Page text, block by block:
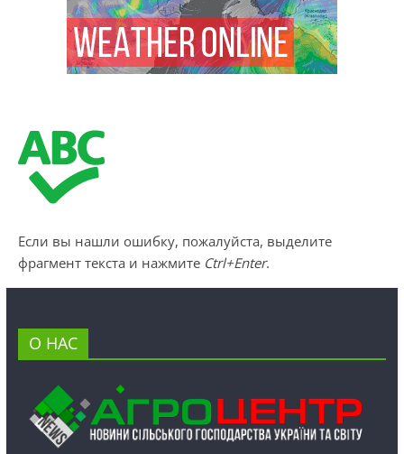
Если вы нашли ошибку, пожалуйста, выделите
фрагмент текста и нажмите Ctrl+Enter.
О НАС